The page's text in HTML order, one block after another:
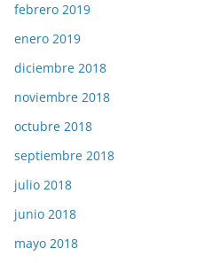
febrero 2019
enero 2019
diciembre 2018
noviembre 2018
octubre 2018
septiembre 2018
julio 2018
junio 2018
mayo 2018